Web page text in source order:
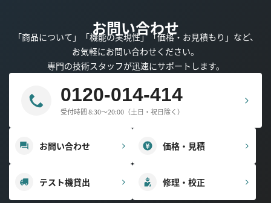
お問い合わせ
「商品について」「機能の実現性」「価格・お見積もり」など、
お気軽にお問い合わせください。
専門の技術スタッフが迅速にサポートします。
0120-014-414
受付時間 8:30～20:00（土日・祝日除く）
お問い合わせ 価格・見積
テスト機貸出 修理・校正